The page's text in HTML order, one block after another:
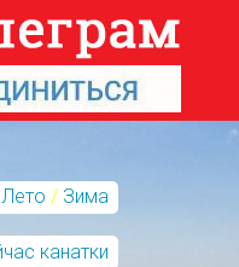
Лето / Зима
канатки